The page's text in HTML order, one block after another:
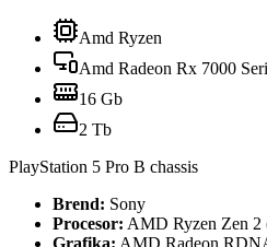
Amd Ryzen
Amd Radeon Rx 7000
16 Gb
2 Tb
PlayStation 5 Pro B chassis
Brend: Sony
Procesor: AMD Ryzen Zen 2
Grafika: AMD Radeon